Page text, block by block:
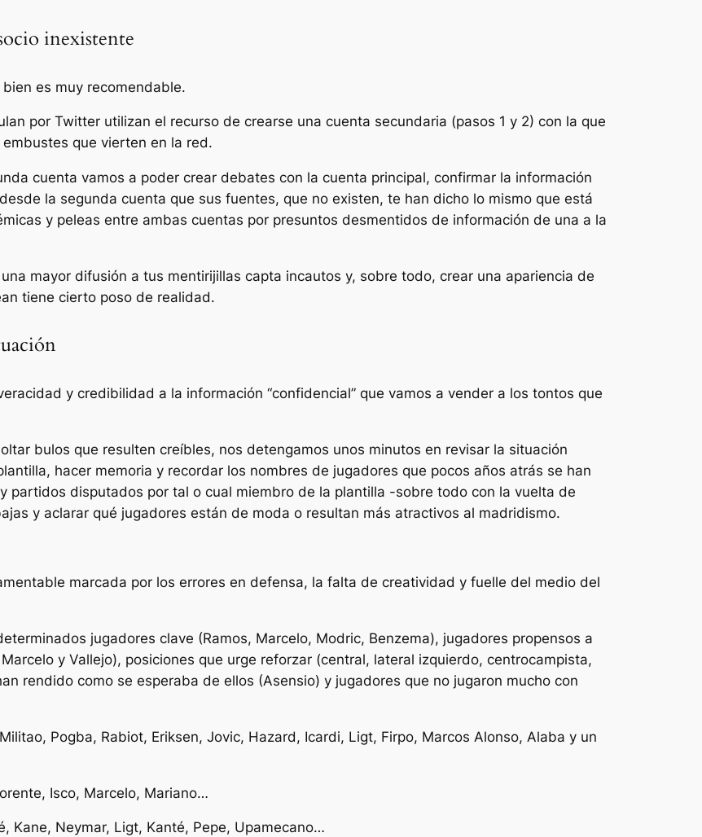
inexistente
es muy recomendable.
por Twitter utilizan el recurso de crearse una cuenta secundaria (pasos 1 y 2) con la que
que vierten en la red.
cuenta vamos a poder crear debates con la cuenta principal, confirmar la información
la segunda cuenta que sus fuentes, que no existen, te han dicho lo mismo que está
y peleas entre ambas cuentas por presuntos desmentidos de información de una a la
mayor difusión a tus mentirijillas capta incautos y, sobre todo, crear una apariencia de
tiene cierto poso de realidad.
y credibilidad a la información “confidencial” que vamos a vender a los tontos que
bulos que resulten creíbles, nos detengamos unos minutos en revisar la situación
hacer memoria y recordar los nombres de jugadores que pocos años atrás se han
partidos disputados por tal o cual miembro de la plantilla -sobre todo con la vuelta de
y aclarar qué jugadores están de moda o resultan más atractivos al madridismo.
marcada por los errores en defensa, la falta de creatividad y fuelle del medio del
jugadores clave (Ramos, Marcelo, Modric, Benzema), jugadores propensos a
y Vallejo), posiciones que urge reforzar (central, lateral izquierdo, centrocampista,
rendido como se esperaba de ellos (Asensio) y jugadores que no jugaron mucho con
Pogba, Rabiot, Eriksen, Jovic, Hazard, Icardi, Ligt, Firpo, Marcos Alonso, Alaba y un
Isco, Marcelo, Mariano…
Kane, Neymar, Ligt, Kanté, Pepe, Upamecano…